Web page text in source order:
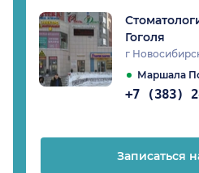
Гоголя
г
Маршала
Записаться